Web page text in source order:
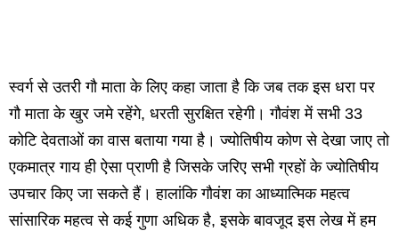
स्‍वर्ग से उतरी गौ माता के लिए कहा जाता है कि जब तक इस धरा पर
गौ माता के खुर जमे रहेंगे, धरती सुरक्षित रहेगी। गौवंश में सभी 33
कोटि देवताओं का वास बताया गया है। ज्‍योतिषीय कोण से देखा जाए तो
एकमात्र गाय ही ऐसा प्राणी है जिसके जरिए सभी ग्रहों के ज्‍योतिषीय
उपचार किए जा सकते हैं। हालांकि गौवंश का आध्‍यात्मिक महत्‍व
सांसारिक महत्‍व से कई गुणा अधिक है, इसके बावजूद इस लेख में हम